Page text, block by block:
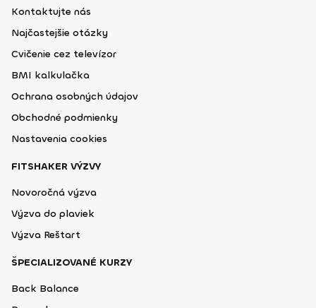
Kontaktujte nás
Najčastejšie otázky
Cvičenie cez televízor
BMI kalkulačka
Ochrana osobných údajov
Obchodné podmienky
Nastavenia cookies
FITSHAKER VÝZVY
Novoročná výzva
Výzva do plaviek
Výzva Reštart
ŠPECIALIZOVANÉ KURZY
Back Balance